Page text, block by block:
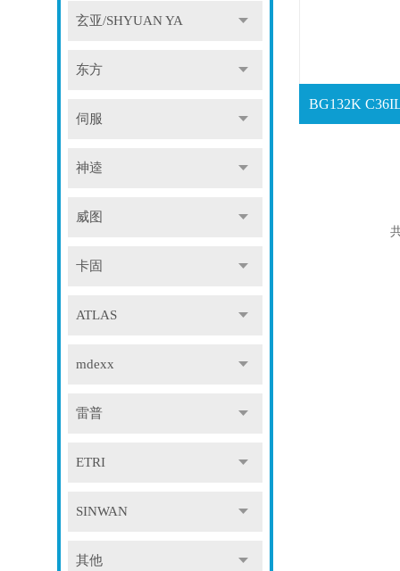
玄亚/SHYUAN YA
东方
伺服
神逵
威图
卡固
ATLAS
mdexx
雷普
ETRI
SINWAN
其他